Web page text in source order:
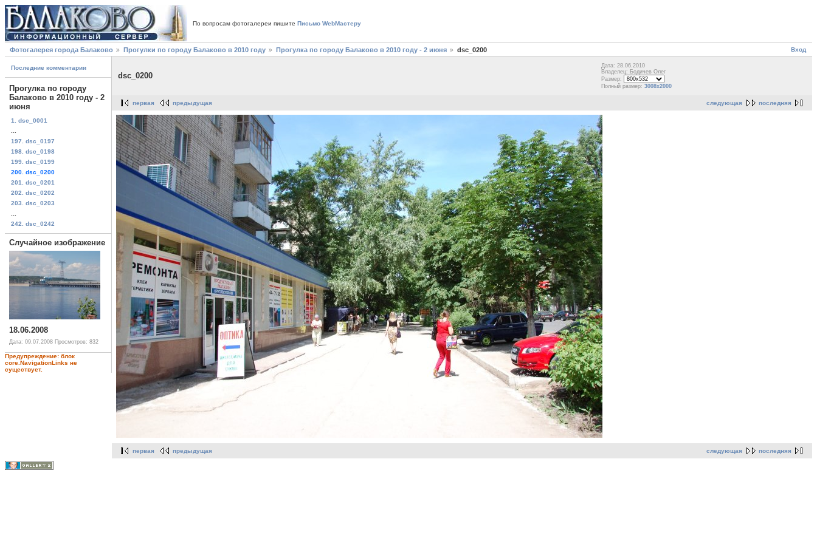
По вопросам фотогалереи пишите Письмо WebМастеру
Вход
Фотогалерея города Балаково Прогулки по городу Балаково в 2010 году Прогулка по городу Балаково в 2010 году - 2 июня dsc_0200
Последние комментарии
Прогулка по городу
Балаково в 2010 году - 2
июня
1. dsc_0001
197. dsc_0197
198. dsc_0198
199. dsc_0199
200. dsc_0200
201. dsc_0201
202. dsc_0202
203. dsc_0203
242. dsc_0242
Случайное изображение
18.06.2008
Дата: 09.07.2008 Просмотров: 832
Предупреждение: блок
core.NavigationLinks не
существует.
dsc_0200
Дата: 28.06.2010
Владелец: Бодичев Олег
Размер:
Полный размер: 3008x2000
следующая последняя
первая предыдущая
следующая последняя
первая предыдущая